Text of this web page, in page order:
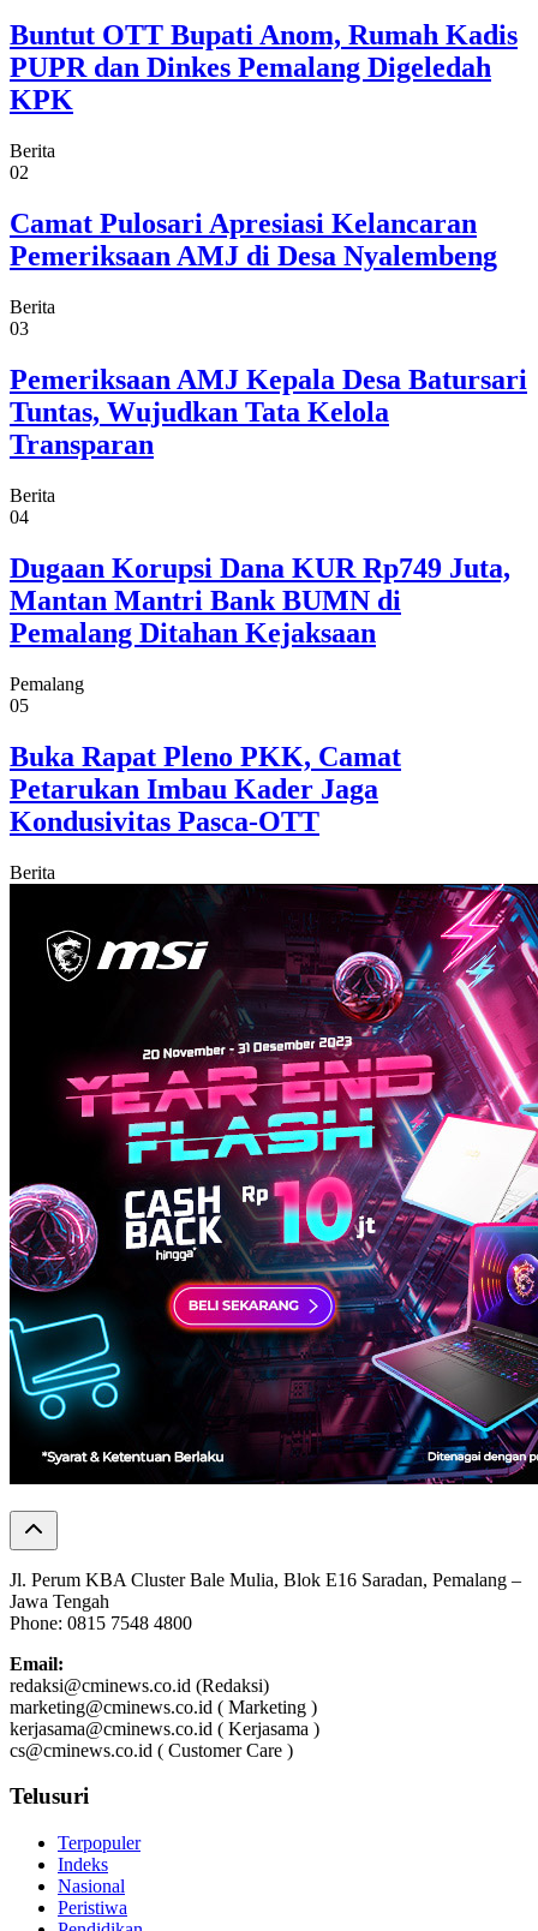
Buntut OTT Bupati Anom, Rumah Kadis
PUPR dan Dinkes Pemalang Digeledah
KPK
Berita
02
Camat Pulosari Apresiasi Kelancaran
Pemeriksaan AMJ di Desa Nyalembeng
Berita
03
Pemeriksaan AMJ Kepala Desa Batursari
Tuntas, Wujudkan Tata Kelola
Transparan
Berita
04
Dugaan Korupsi Dana KUR Rp749 Juta,
Mantan Mantri Bank BUMN di
Pemalang Ditahan Kejaksaan
Pemalang
05
Buka Rapat Pleno PKK, Camat
Petarukan Imbau Kader Jaga
Kondusivitas Pasca-OTT
Berita
Jl. Perum KBA Cluster Bale Mulia, Blok E16 Saradan, Pemalang –
Jawa Tengah
Phone: 0815 7548 4800
Email:
redaksi@cminews.co.id (Redaksi)
marketing@cminews.co.id ( Marketing )
kerjasama@cminews.co.id ( Kerjasama )
cs@cminews.co.id ( Customer Care )
Telusuri
Terpopuler
Indeks
Nasional
Peristiwa